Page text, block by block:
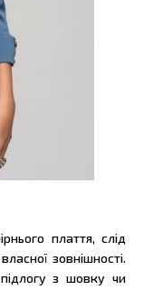
плаття, слід
зовнішності.
з шовку чи